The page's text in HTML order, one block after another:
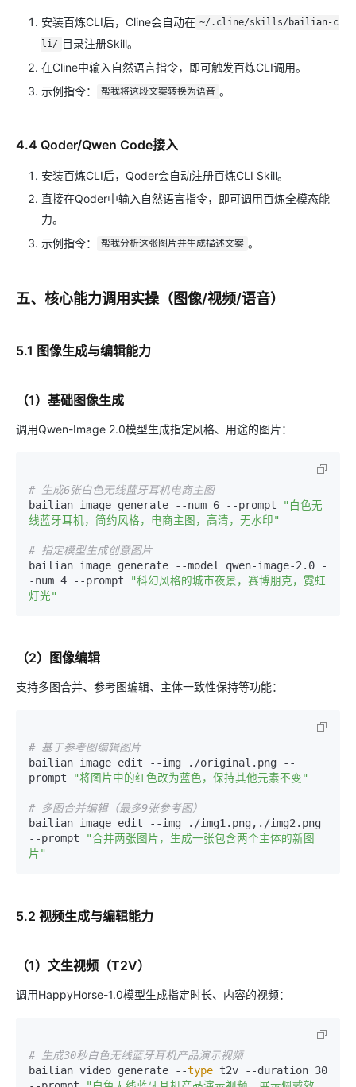
安装百炼CLI后，Cline会自动在 ~/.cline/skills/bailian-c
li/ 目录注册Skill。
在Cline中输入自然语言指令，即可触发百炼CLI调用。
示例指令：
帮我将这段文案转换为语音 。
4.4 Qoder/Qwen Code接入
安装百炼CLI后，Qoder会自动注册百炼CLI Skill。
直接在Qoder中输入自然语言指令，即可调用百炼全模态能
力。
示例指令：
帮我分析这张图片并生成描述文案 。
五、核心能力调用实操（图像/视频/语音）
5.1 图像生成与编辑能力
（1）基础图像生成
调用Qwen-Image 2.0模型生成指定风格、用途的图片：
# 生成6张白色无线蓝牙耳机电商主图
bailian image generate --num 6 --prompt
"白色无
线蓝牙耳机，简约风格，电商主图，高清，无水印"
# 指定模型生成创意图片
bailian image generate --model qwen-image-2.0 -
-num 4 --prompt
"科幻风格的城市夜景，赛博朋克，霓虹
灯光"
（2）图像编辑
支持多图合并、参考图编辑、主体一致性保持等功能：
# 基于参考图编辑图片
bailian image edit --img ./original.png --
prompt
"将图片中的红色改为蓝色，保持其他元素不变"
# 多图合并编辑（最多9张参考图）
bailian image edit --img ./img1.png,./img2.png
--prompt
"合并两张图片，生成一张包含两个主体的新图
片"
5.2 视频生成与编辑能力
（1）文生视频（T2V）
调用HappyHorse-1.0模型生成指定时长、内容的视频：
# 生成30秒白色无线蓝牙耳机产品演示视频
bailian video generate --type t2v --duration 30